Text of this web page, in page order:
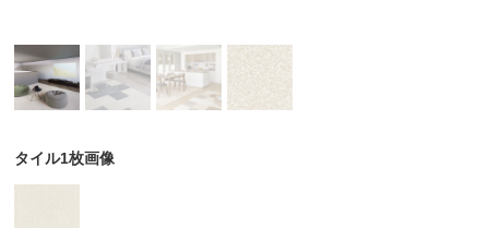
タイル1枚画像